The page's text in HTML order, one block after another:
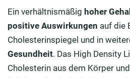
Ein verhältnismäßig hoher
positive Auswirkungen auf die
Cholesterinspiegel und in
Gesundheit. Das High Density
Cholesterin aus dem Körper